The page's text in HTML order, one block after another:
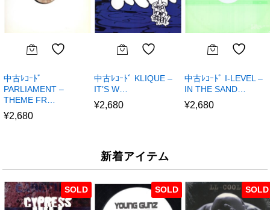
中古ﾚｺｰﾄﾞ
PARLIAMENT –
THEME FR…
¥2,680
中古ﾚｺｰﾄﾞ KLIQUE –
IT’S W…
¥2,680
中古ﾚｺｰﾄﾞ I-LEVEL –
IN THE SAND…
¥2,680
新着アイテム
SOLD SOLD SOLD